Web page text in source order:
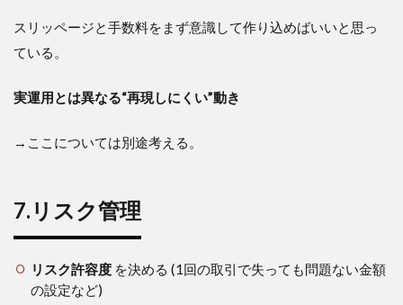
スリッページと手数料をまず意識して作り込めばいいと思っ
ている。
実運用とは異なる“再現しにくい”動き
→ここについては別途考える。
7.リスク管理
リスク許容度を決める (1回の取引で失っても問題ない金額
の設定など)